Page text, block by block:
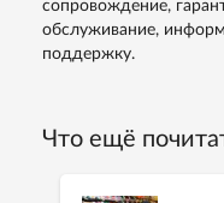
сопровождение,
обслуживание,
поддержку.
Что ещё